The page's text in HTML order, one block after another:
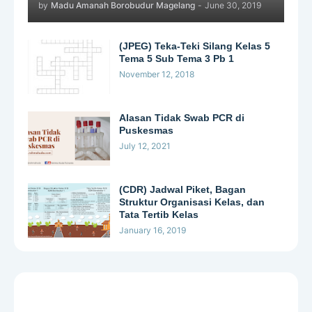
by Madu Amanah Borobudur Magelang - June 30, 2019
(JPEG) Teka-Teki Silang Kelas 5
Tema 5 Sub Tema 3 Pb 1
November 12, 2018
Alasan Tidak Swab PCR di
Puskesmas
July 12, 2021
(CDR) Jadwal Piket, Bagan
Struktur Organisasi Kelas, dan
Tata Tertib Kelas
January 16, 2019